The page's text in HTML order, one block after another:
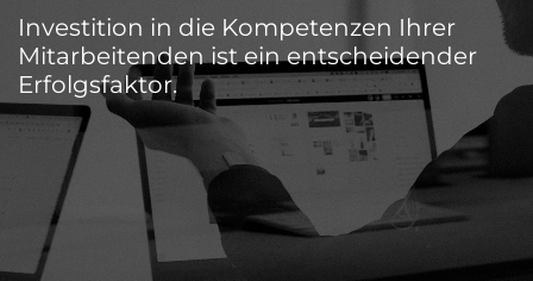
Investition in die Kompetenzen Ihrer
Mitarbeitenden ist ein entscheidender
Erfolgsfaktor.